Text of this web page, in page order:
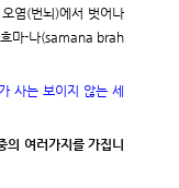
염(번뇌)에서 벗어나
흐마-나(samana brah
사는 보이지 않는 세
여러가지를 가집니